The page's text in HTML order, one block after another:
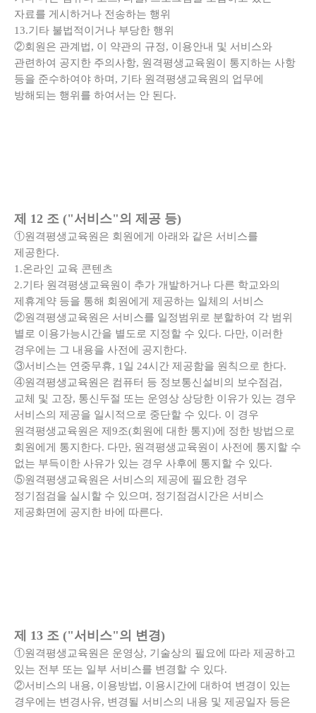
자료를 게시하거나 전송하는 행위
13.기타 불법적이거나 부당한 행위
②회원은 관계법, 이 약관의 규정, 이용안내 및 서비스와
관련하여 공지한 주의사항, 원격평생교육원이 통지하는 사항
등을 준수하여야 하며, 기타 원격평생교육원의 업무에
방해되는 행위를 하여서는 안 된다.
제 12 조 ("서비스"의 제공 등)
①원격평생교육원은 회원에게 아래와 같은 서비스를
제공한다.
1.온라인 교육 콘텐츠
2.기타 원격평생교육원이 추가 개발하거나 다른 학교와의
제휴계약 등을 통해 회원에게 제공하는 일체의 서비스
②원격평생교육원은 서비스를 일정범위로 분할하여 각 범위
별로 이용가능시간을 별도로 지정할 수 있다. 다만, 이러한
경우에는 그 내용을 사전에 공지한다.
③서비스는 연중무휴, 1일 24시간 제공함을 원칙으로 한다.
④원격평생교육원은 컴퓨터 등 정보통신설비의 보수점검,
교체 및 고장, 통신두절 또는 운영상 상당한 이유가 있는 경우
서비스의 제공을 일시적으로 중단할 수 있다. 이 경우
원격평생교육원은 제9조(회원에 대한 통지)에 정한 방법으로
회원에게 통지한다. 다만, 원격평생교육원이 사전에 통지할 수
없는 부득이한 사유가 있는 경우 사후에 통지할 수 있다.
⑤원격평생교육원은 서비스의 제공에 필요한 경우
정기점검을 실시할 수 있으며, 정기점검시간은 서비스
제공화면에 공지한 바에 따른다.
제 13 조 ("서비스"의 변경)
①원격평생교육원은 운영상, 기술상의 필요에 따라 제공하고
있는 전부 또는 일부 서비스를 변경할 수 있다.
②서비스의 내용, 이용방법, 이용시간에 대하여 변경이 있는
경우에는 변경사유, 변경될 서비스의 내용 및 제공일자 등은